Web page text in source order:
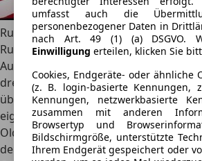
umfasst auch die
personenbezogener Daten in
nach Art. 49 (1) (a) DSGVO.
Einwilligung erteilen, klicken Sie
Cookies, Endgeräte- oder ähnliche
(z. B. login-basierte Kennungen,
Kennungen, netzwerkbasierte
zusammen mit anderen
Browsertyp und
Bildschirmgröße, unterstützte
Ihrem Endgerät gespeichert oder
Rudolf Bögel
Rudolf Bögel ist seit 2022 freier
AutoScout24. Er schwärmt für
drehfreudige Saugmotoren, fährt
überwiegend elektrisch: im Honda e,
eigenen PV-Anlage. Seine heimliche
Oldtimern – vom Mercedes-Benz 190
den Triumph Spitfire Mk II bis hin